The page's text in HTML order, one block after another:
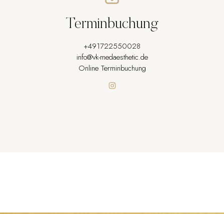
Terminbuchung
+491722550028
info@vk-medaesthetic.de
Online Terminbuchung